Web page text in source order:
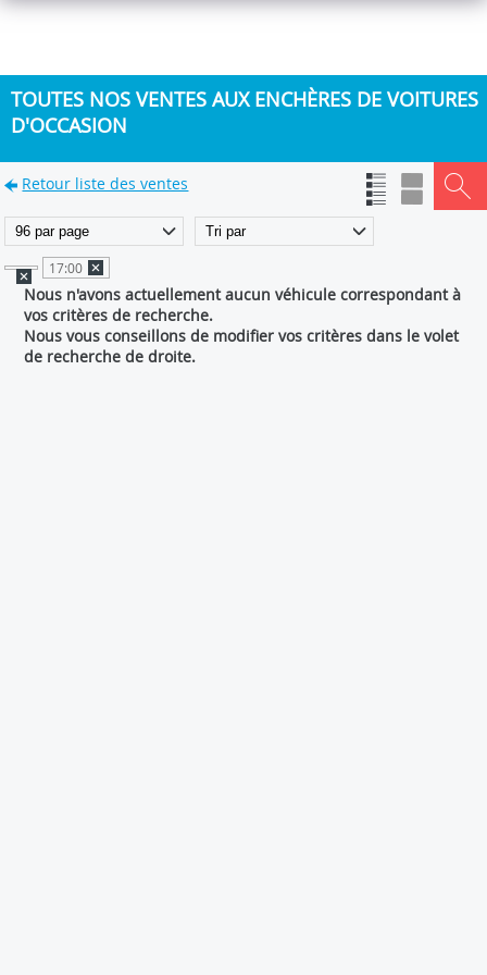
TOUTES NOS VENTES AUX ENCHÈRES DE VOITURES
D'OCCASION
Retour liste des ventes
17:00
Nous n'avons actuellement aucun véhicule correspondant à
vos critères de recherche.
Nous vous conseillons de modifier vos critères dans le volet
de recherche de droite.